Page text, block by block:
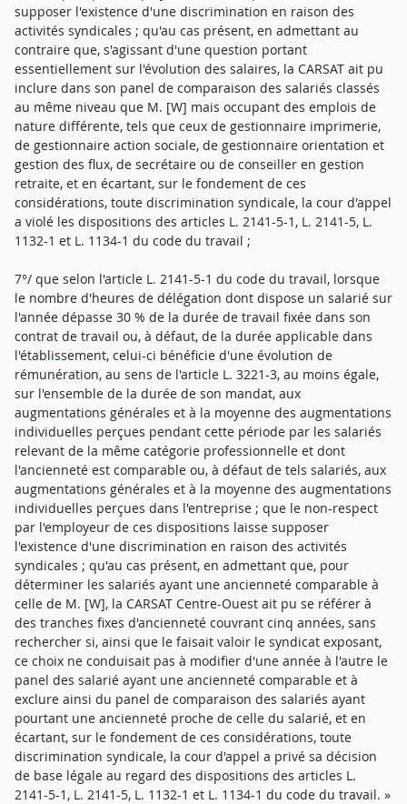
supposer l'existence d'une discrimination en raison des
activités syndicales ; qu'au cas présent, en admettant au
contraire que, s'agissant d'une question portant
essentiellement sur l'évolution des salaires, la CARSAT ait pu
inclure dans son panel de comparaison des salariés classés
au même niveau que M. [W] mais occupant des emplois de
nature différente, tels que ceux de gestionnaire imprimerie,
de gestionnaire action sociale, de gestionnaire orientation et
gestion des flux, de secrétaire ou de conseiller en gestion
retraite, et en écartant, sur le fondement de ces
considérations, toute discrimination syndicale, la cour d'appel
a violé les dispositions des articles L. 2141-5-1, L. 2141-5, L.
1132-1 et L. 1134-1 du code du travail ;
7°/ que selon l'article L. 2141-5-1 du code du travail, lorsque
le nombre d'heures de délégation dont dispose un salarié sur
l'année dépasse 30 % de la durée de travail fixée dans son
contrat de travail ou, à défaut, de la durée applicable dans
l'établissement, celui-ci bénéficie d'une évolution de
rémunération, au sens de l'article L. 3221-3, au moins égale,
sur l'ensemble de la durée de son mandat, aux
augmentations générales et à la moyenne des augmentations
individuelles perçues pendant cette période par les salariés
relevant de la même catégorie professionnelle et dont
l'ancienneté est comparable ou, à défaut de tels salariés, aux
augmentations générales et à la moyenne des augmentations
individuelles perçues dans l'entreprise ; que le non-respect
par l'employeur de ces dispositions laisse supposer
l'existence d'une discrimination en raison des activités
syndicales ; qu'au cas présent, en admettant que, pour
déterminer les salariés ayant une ancienneté comparable à
celle de M. [W], la CARSAT Centre-Ouest ait pu se référer à
des tranches fixes d'ancienneté couvrant cinq années, sans
rechercher si, ainsi que le faisait valoir le syndicat exposant,
ce choix ne conduisait pas à modifier d'une année à l'autre le
panel des salarié ayant une ancienneté comparable et à
exclure ainsi du panel de comparaison des salariés ayant
pourtant une ancienneté proche de celle du salarié, et en
écartant, sur le fondement de ces considérations, toute
discrimination syndicale, la cour d'appel a privé sa décision
de base légale au regard des dispositions des articles L.
2141-5-1, L. 2141-5, L. 1132-1 et L. 1134-1 du code du travail. »